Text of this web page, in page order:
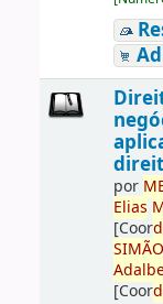
por
Elias
[Coor
SIMÃO
[Coor